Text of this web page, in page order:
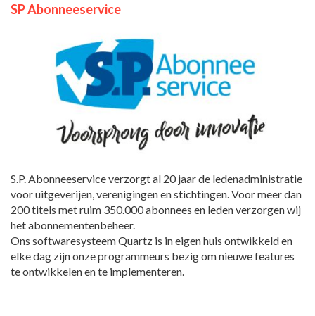
SP Abonneeservice
S.P. Abonneeservice verzorgt al 20 jaar de ledenadministratie
voor uitgeverijen, verenigingen en stichtingen. Voor meer dan
200 titels met ruim 350.000 abonnees en leden verzorgen wij
het abonnementenbeheer.
Ons softwaresysteem Quartz is in eigen huis ontwikkeld en
elke dag zijn onze programmeurs bezig om nieuwe features
te ontwikkelen en te implementeren.